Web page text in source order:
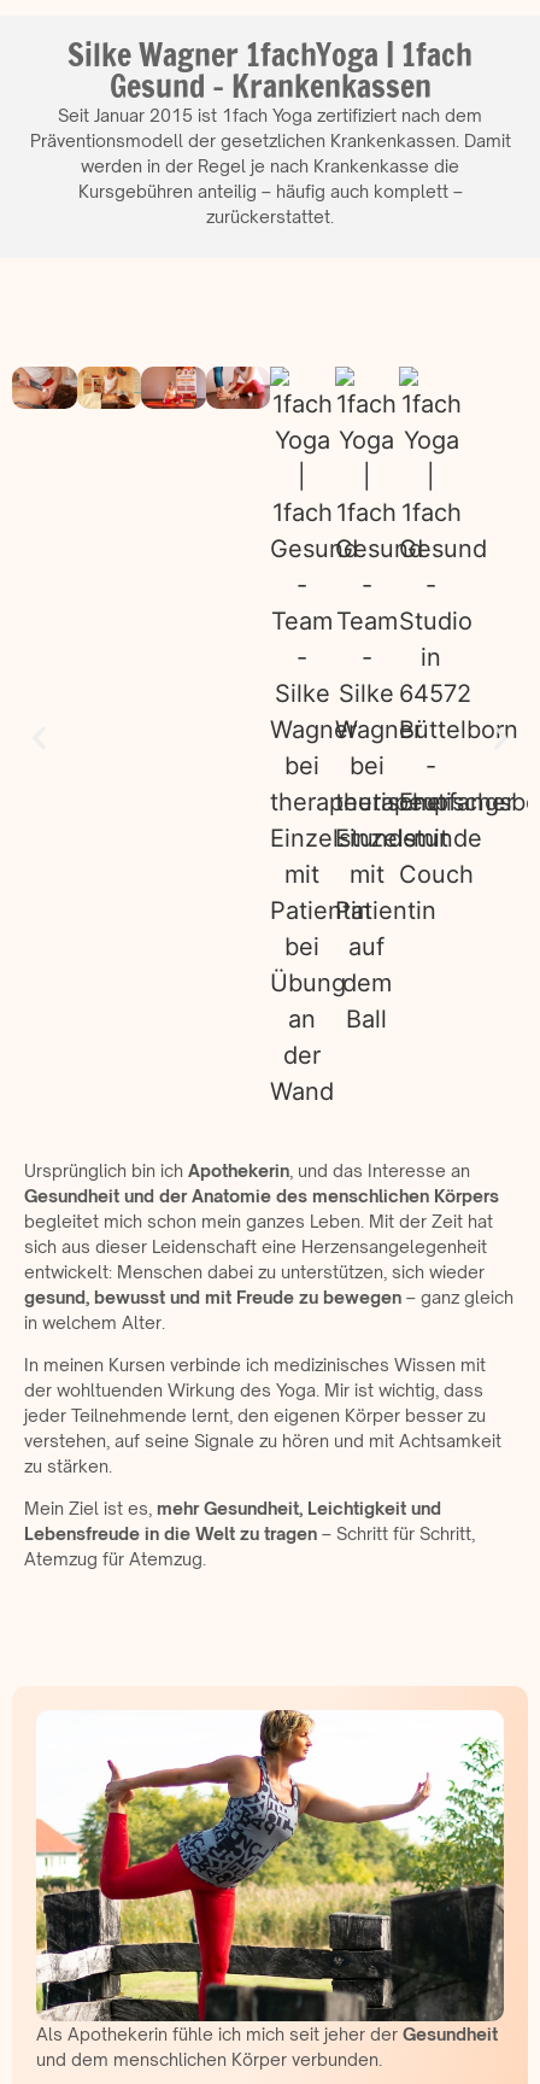
Silke Wagner 1fachYoga | 1fach
Gesund - Krankenkassen
Seit Januar 2015 ist 1fach Yoga zertifiziert nach dem
Präventionsmodell der gesetzlichen Krankenkassen. Damit
werden in der Regel je nach Krankenkasse die
Kursgebühren anteilig – häufig auch komplett –
zurückerstattet.
Ursprünglich bin ich Apothekerin , und das Interesse an
Gesundheit und der Anatomie des menschlichen Körpers
begleitet mich schon mein ganzes Leben. Mit der Zeit hat
sich aus dieser Leidenschaft eine Herzensangelegenheit
entwickelt: Menschen dabei zu unterstützen, sich wieder
gesund, bewusst und mit Freude zu bewegen – ganz gleich
in welchem Alter.
In meinen Kursen verbinde ich medizinisches Wissen mit
der wohltuenden Wirkung des Yoga. Mir ist wichtig, dass
jeder Teilnehmende lernt, den eigenen Körper besser zu
verstehen, auf seine Signale zu hören und mit Achtsamkeit
zu stärken.
Mein Ziel ist es, mehr Gesundheit, Leichtigkeit und
Lebensfreude in die Welt zu tragen – Schritt für Schritt,
Atemzug für Atemzug.
Als Apothekerin fühle ich mich seit jeher der Gesundheit
und dem menschlichen Körper verbunden.